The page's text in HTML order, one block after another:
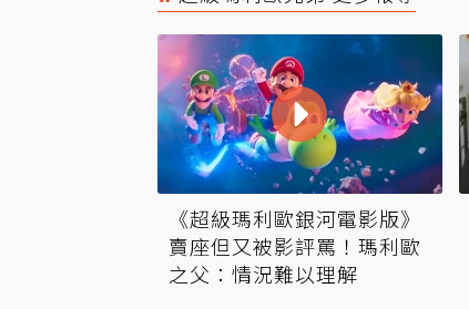
《超級瑪利歐銀河電影版》
賣座但又被影評罵！瑪利歐
之父：情況難以理解